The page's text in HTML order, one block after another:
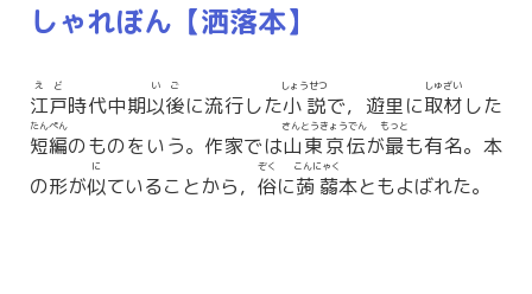
しゃれぼん【洒落本】
江戸
えど
時代中期以後
いご
に流行した小説
しょうせつ
で，遊里に取材
しゅざい
した
短編
たんぺん
のものをいう。作家では山東京伝
さんとうきょうでん
が最
もっと
も有名。本
の形が似
に
ていることから， 俗
ぞく
に蒟蒻
こんにゃく
本ともよばれた。